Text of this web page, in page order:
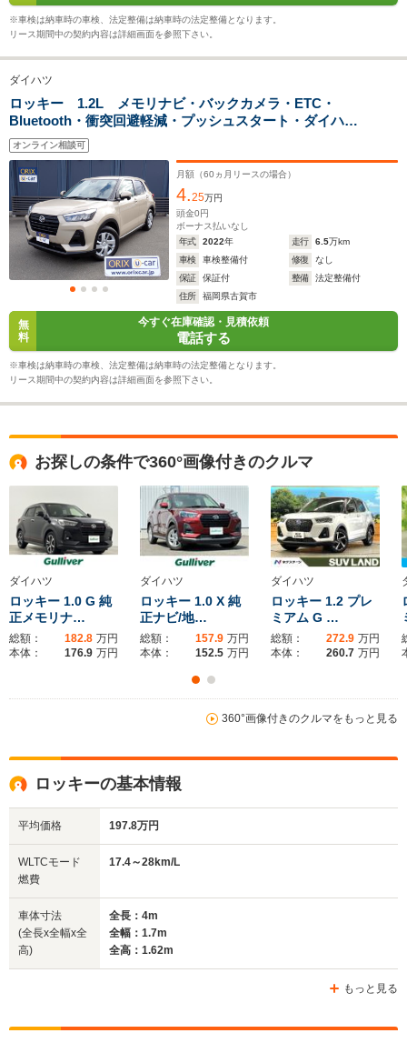
燃費
排気量
駆動方式 4WD
30.2km/L
FF、4WD FF、4WD
※車検は納車時の車検、法定整備は納車時の法定整備となります。
リース期間中の契約内容は詳細画面を参照下さい。
ダイハツ
ロッキー 1.2L メモリナビ・バックカメラ・ETC・
Bluetooth・衝突回避軽減・プッシュスタート・ダイハ
ツ・ロッキー
オンライン相談可
月額（60 ヵ月リースの場合）
4.25万円
頭金0円
ボーナス払いなし
年式
2022年 走行 6.5万km
車検
車検整備付 修復
なし
保証
保証付 整備
法定整備付
住所
福岡県古賀市
無
料
今すぐ在庫確認・見積依頼
電話する
※車検は納車時の車検、法定整備は納車時の法定整備となります。
リース期間中の契約内容は詳細画面を参照下さい。
お探しの条件で360°画像付きのクルマ
ダイハツ
ロッキー 1.0 G 純
正メモリナ…
総額： 182.8 万円
本体：
176.9 万円
ダイハツ
ロッキー 1.0 X 純
正ナビ/地…
総額： 157.9 万円
本体：
152.5 万円
ダイハツ
ロッキー 1.2 プレ
ミアム G …
総額： 272.9 万円
本体：
260.7 万円
360°画像付きのクルマをもっと見る
ロッキーの基本情報
平均価格 197.8万円
WLTCモード
燃費
17.4～28km/L
車体寸法
(全長x全幅x全
高)
全長：4m
全幅：1.7m
全高：1.62m
もっと見る